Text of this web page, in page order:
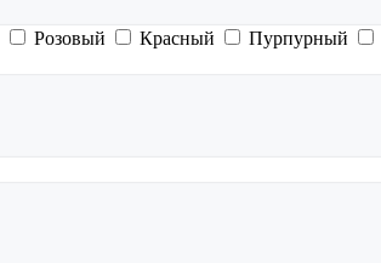
Розовый Красный Пурпурный